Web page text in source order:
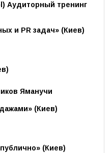
Аудиторный тренинг
и PR задач» (Киев)
Яманучи
(Киев)
(Киев)